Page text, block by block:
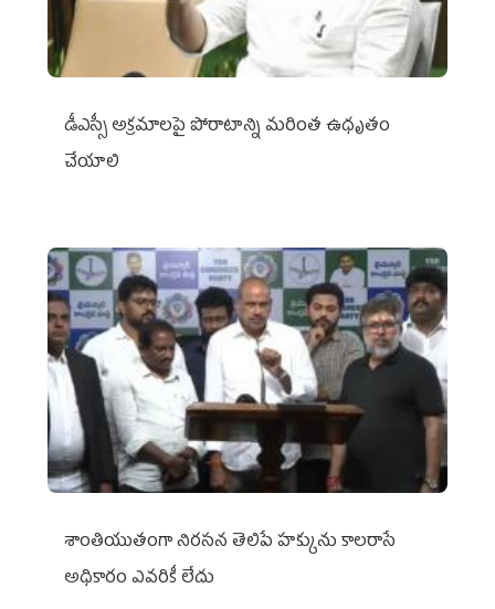
డీఎస్సీ అక్రమాలపై పోరాటాన్ని మరింత ఉధృతం
చేయాలి
శాంతియుతంగా నిరసన తెలిపే హక్కును కాలరాసే
అధికారం ఎవరికీ లేదు